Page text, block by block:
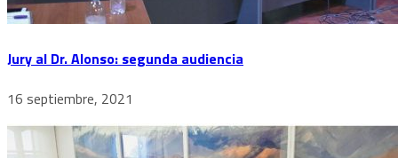
Jury al Dr. Alonso: segunda audiencia
16 septiembre, 2021